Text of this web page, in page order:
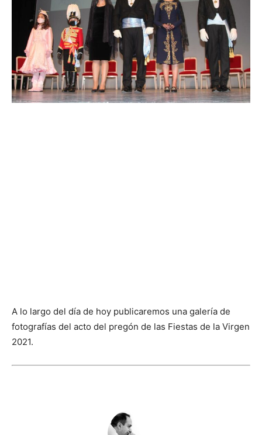
A lo largo del día de hoy publicaremos una galería de
fotografías del acto del pregón de las Fiestas de la Virgen
2021.